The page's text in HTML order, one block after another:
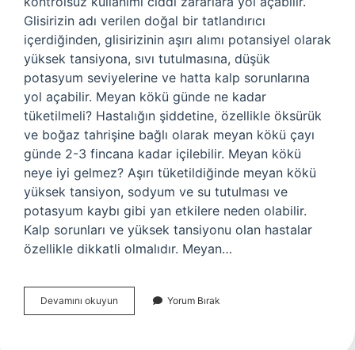
Glisirizin adı verilen doğal bir tatlandırıcı
içerdiğinden, glisirizinin aşırı alımı potansiyel olarak
yüksek tansiyona, sıvı tutulmasına, düşük
potasyum seviyelerine ve hatta kalp sorunlarına
yol açabilir. Meyan kökü günde ne kadar
tüketilmeli? Hastalığın şiddetine, özellikle öksürük
ve boğaz tahrişine bağlı olarak meyan kökü çayı
günde 2-3 fincana kadar içilebilir. Meyan kökü
neye iyi gelmez? Aşırı tüketildiğinde meyan kökü
yüksek tansiyon, sodyum ve su tutulması ve
potasyum kaybı gibi yan etkilere neden olabilir.
Kalp sorunları ve yüksek tansiyonu olan hastalar
özellikle dikkatli olmalıdır. Meyan…
Devamını okuyun
Kökü
Yorum Bırak